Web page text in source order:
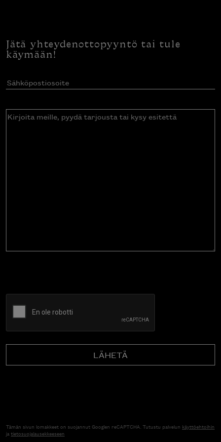
Jätä yhteydenottopyyntö tai tule
käymään!
Sähköpostiosoite(Pakollinen)
Kirjoita
Tämän sivun lomakkeet on suojannut Googlen reCAPTCHA. Tutustu palvelun käyttöehtoihin
jatietosuojalausekkeeseen